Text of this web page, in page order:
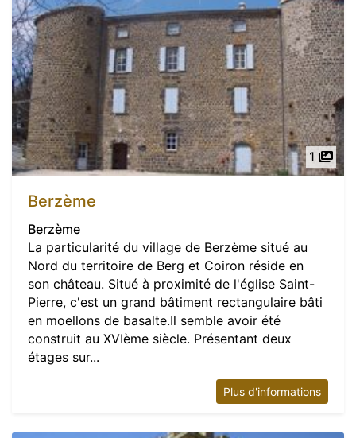
1
Berzème
Berzème
La particularité du village de Berzème situé au
Nord du territoire de Berg et Coiron réside en
son château. Situé à proximité de l'église Saint-
Pierre, c'est un grand bâtiment rectangulaire bâti
en moellons de basalte.Il semble avoir été
construit au XVIème siècle. Présentant deux
étages sur...
Plus d'informations